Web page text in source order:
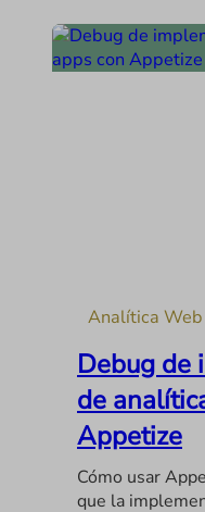
Analítica Web
Debug de
de
Appetize
Cómo usar
que la